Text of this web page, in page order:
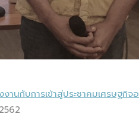
านกับการเข้าสู่ประชาคมเศรษฐกิจ